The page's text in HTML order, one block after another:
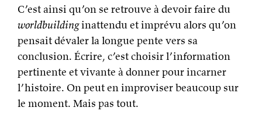
C’est ainsi qu’on se retrouve à devoir faire du
worldbuildinginattendu et imprévu alors qu’on
pensait dévaler la longue pente vers sa
conclusion. Écrire, c’est choisir l’information
pertinente et vivante à donner pour incarner
l’histoire. On peut en improviser beaucoup sur
le moment. Mais pas tout.